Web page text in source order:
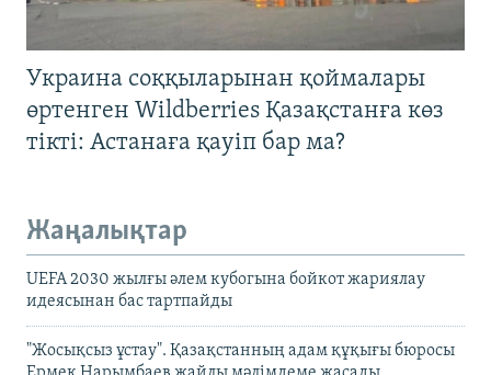
Украина соққыларынан қоймалары
өртенген Wildberries Қазақстанға көз
тікті: Астанаға қауіп бар ма?
Жаңалықтар
UEFA 2030 жылғы әлем кубогына бойкот жариялау
идеясынан бас тартпайды
"Жосықсыз ұстау". Қазақстанның адам құқығы бюросы